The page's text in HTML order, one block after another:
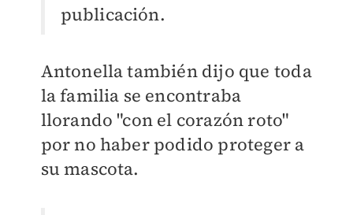
publicación.
Antonella también dijo que toda
la familia se encontraba
llorando "con el corazón roto"
por no haber podido proteger a
su mascota.